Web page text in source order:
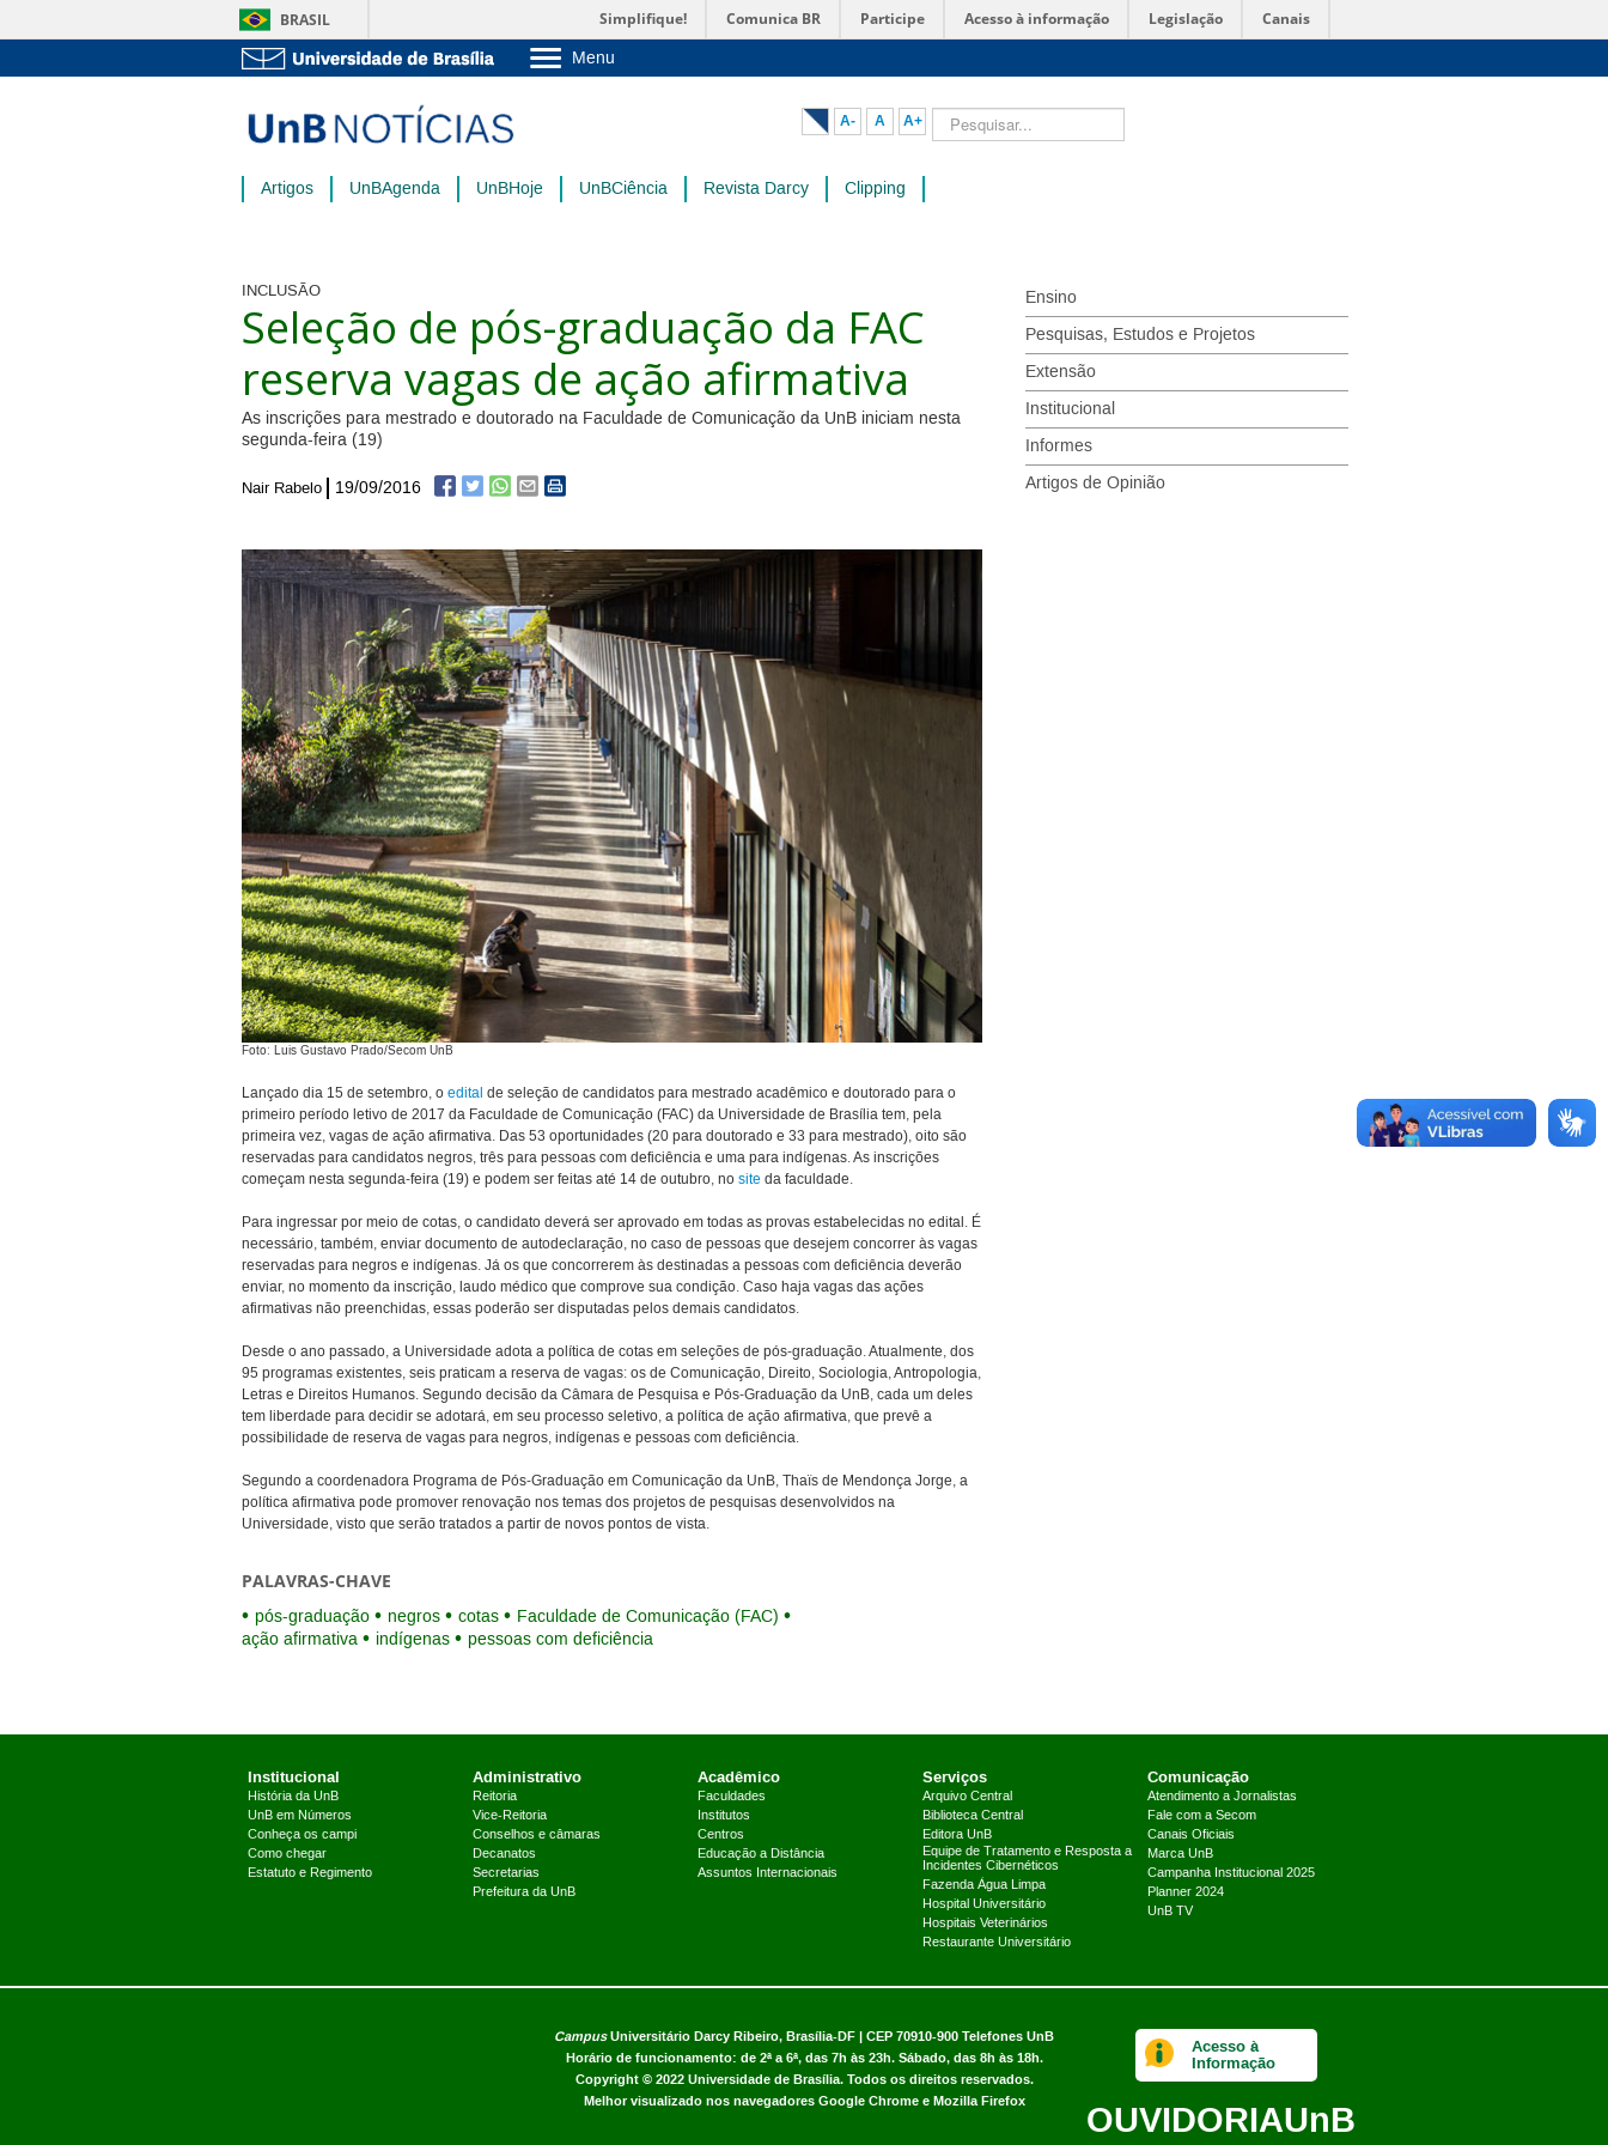
BRASIL Simplifique! Comunica BR Participe Acesso à informação Legislação Canais
Menu
Pós-Graduação
Administração
A- A A+ Pesquisar...
Artigos UnBAgenda UnBHoje UnBCiência Revista Darcy Clipping
INCLUSÃO
Seleção de pós-graduação da FAC
reserva vagas de ação afirmativa
As inscrições para mestrado e doutorado na Faculdade de Comunicação da UnB iniciam nesta
segunda-feira (19)
Nair Rabelo 19/09/2016
Foto: Luis Gustavo Prado/Secom UnB
Lançado dia 15 de setembro, o edital de seleção de candidatos para mestrado acadêmico e doutorado para o
primeiro período letivo de 2017 da Faculdade de Comunicação (FAC) da Universidade de Brasília tem, pela
primeira vez, vagas de ação afirmativa. Das 53 oportunidades (20 para doutorado e 33 para mestrado), oito são
reservadas para candidatos negros, três para pessoas com deficiência e uma para indígenas. As inscrições
começam nesta segunda-feira (19) e podem ser feitas até 14 de outubro, no site da faculdade.
Para ingressar por meio de cotas, o candidato deverá ser aprovado em todas as provas estabelecidas no edital. É
necessário, também, enviar documento de autodeclaração, no caso de pessoas que desejem concorrer às vagas
reservadas para negros e indígenas. Já os que concorrerem às destinadas a pessoas com deficiência deverão
enviar, no momento da inscrição, laudo médico que comprove sua condição. Caso haja vagas das ações
afirmativas não preenchidas, essas poderão ser disputadas pelos demais candidatos.
Desde o ano passado, a Universidade adota a política de cotas em seleções de pós-graduação. Atualmente, dos
95 programas existentes, seis praticam a reserva de vagas: os de Comunicação, Direito, Sociologia, Antropologia,
Letras e Direitos Humanos. Segundo decisão da Câmara de Pesquisa e Pós-Graduação da UnB, cada um deles
tem liberdade para decidir se adotará, em seu processo seletivo, a política de ação afirmativa, que prevê a
possibilidade de reserva de vagas para negros, indígenas e pessoas com deficiência.
Segundo a coordenadora Programa de Pós-Graduação em Comunicação da UnB, Thaïs de Mendonça Jorge, a
política afirmativa pode promover renovação nos temas dos projetos de pesquisas desenvolvidos na
Universidade, visto que serão tratados a partir de novos pontos de vista.
PALAVRAS-CHAVE
pós-graduação negros cotas
Faculdade de Comunicação (FAC)
ação afirmativa
indígenas pessoas com deficiência
Ensino
Pesquisas, Estudos e Projetos
Extensão
Institucional
Informes
Artigos de Opinião
Institucional
História da UnB
UnB em Números
Conheça os campi
Como chegar
Estatuto e Regimento
Administrativo
Reitoria
Vice-Reitoria
Conselhos e câmaras
Decanatos
Secretarias
Prefeitura da UnB
Acadêmico
Faculdades
Institutos
Centros
Educação a Distância
Assuntos Internacionais
Serviços
Arquivo Central
Biblioteca Central
Editora UnB
Equipe de Tratamento e Resposta a
Incidentes Cibernéticos
Fazenda Água Limpa
Hospital Universitário
Hospitais Veterinários
Restaurante Universitário
Comunicação
Atendimento a Jornalistas
Fale com a Secom
Canais Oficiais
Marca UnB
Campanha Institucional 2025
Planner 2024
UnB TV
CampusUniversitário Darcy Ribeiro, Brasília-DF | CEP 70910-900 Telefones UnB
Horário de funcionamento: de 2ª a 6ª, das 7h às 23h. Sábado, das 8h às 18h.
Copyright © 2022 Universidade de Brasília. Todos os direitos reservados.
Melhor visualizado nos navegadores Google Chrome e Mozilla Firefox
Acesso à
Informação
OUVIDORIAUnB